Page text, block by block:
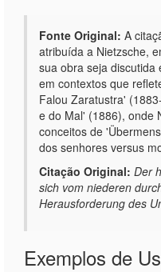
Fonte Original: A
atribuída a Nietzsche,
sua obra seja discutida
em contextos que
Falou Zaratustra'
e do Mal' (1886), onde
conceitos de
dos senhores versus
Citação Original: Der
sich vom niederen
Herausforderung des
Exemplos de